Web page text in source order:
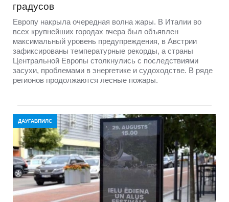
градусов
Европу накрыла очередная волна жары. В Италии во
всех крупнейших городах вчера был объявлен
максимальный уровень предупреждения, в Австрии
зафиксированы температурные рекорды, а страны
Центральной Европы столкнулись с последствиями
засухи, проблемами в энергетике и судоходстве. В ряде
регионов продолжаются лесные пожары.
ДАУГАВПИЛС